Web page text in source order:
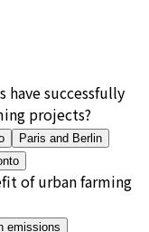
successfully
projects?
Paris and Berlin
of urban farming
emissions